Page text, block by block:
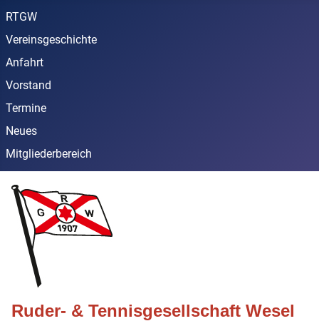
RTGW
Vereinsgeschichte
Anfahrt
Vorstand
Termine
Neues
Mitgliederbereich
Ruder- & Tennisgesellschaft Wesel